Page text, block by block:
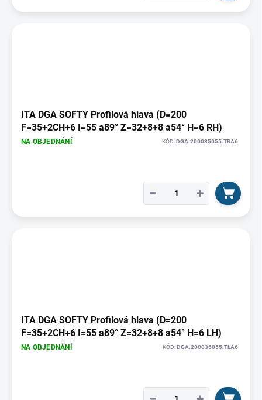
ITA DGA SOFTY Profilová hlava (D=200
F=35+2CH+6 I=55 a89° Z=32+8+8 a54° H=6 RH)
NA OBJEDNÁNÍ KÓD: DGA.200035055.TRA6
+
−
ITA DGA SOFTY Profilová hlava (D=200
F=35+2CH+6 I=55 a89° Z=32+8+8 a54° H=6 LH)
NA OBJEDNÁNÍ KÓD:DGA.200035055.TLA6